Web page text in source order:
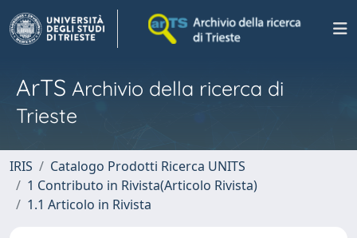
ArTS Archivio della ricerca di
Trieste
IRIS
Catalogo Prodotti Ricerca UNITS
1 Contributo in Rivista(Articolo Rivista)
1.1 Articolo in Rivista